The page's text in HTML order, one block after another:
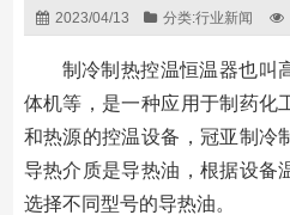
2023/04/13 分类:行业新闻
制冷制热控温恒温器也叫
体机等，是一种应用于制药化
和热源的控温设备，冠亚制冷
导热介质是导热油，根据设备
选择不同型号的导热油。